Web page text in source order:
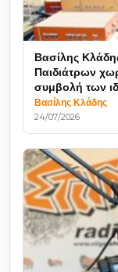
Βασίλης
Παιδιάτρων
συμβολή των
Βασίλης Κλάδης
24/07/2026